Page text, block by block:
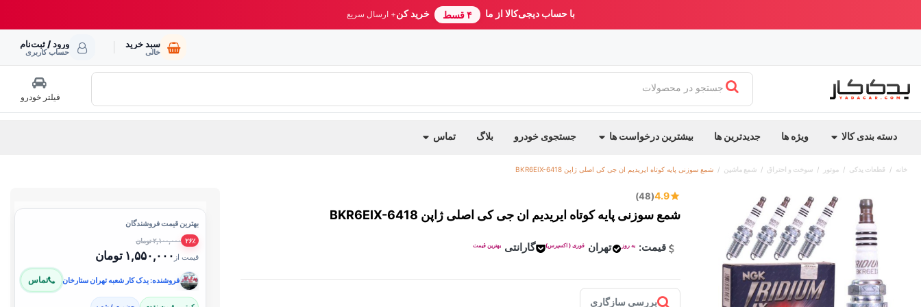
با حساب دیجی‌کالا از ما ۴ قسط خرید کن+ ارسال سریع
سبد خرید
خالی
ورود / ثبت‌نام
حساب کاربری
جستجو در محصولات
فیلتر خودرو
دسته بندی کالا ویژه ها جدیدترین ها بیشترین درخواست ها جستجوی خودرو بلاگ تماس
خانه قطعات یدکی موتور سوخت و احتراق شمع ماشین شمع سوزنی پایه کوتاه ایریدیم ان جی کی اصلی ژاپن BKR6EIX-6418
4.9
(48)
شمع سوزنی پایه کوتاه ایریدیم ان جی کی اصلی ژاپن BKR6EIX-6418
قیمت: به روز تهران فوری ( اکسپرس) گارانتی بهترین قیمت
بررسی سازگاری
بهترین قیمت فروشندگان
۲۶٪ ۲,۱۰۰,۰۰۰ تومان
قیمت از ۱,۵۵۰,۰۰۰ تومان
فروشنده: یدک کار شعبه تهران ستارخان تماس